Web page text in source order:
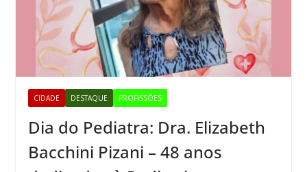
CIDADE DESTAQUE PROFISSÕES
Dia do Pediatra: Dra. Elizabeth
Bacchini Pizani – 48 anos